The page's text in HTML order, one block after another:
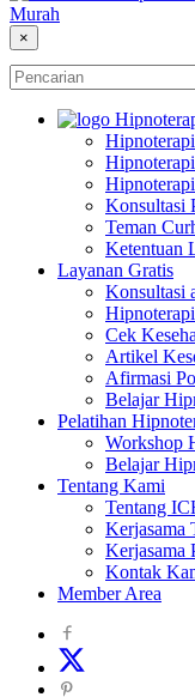
×
Konsultasi
Teman
Ketentuan
Layanan Gratis
Konsultasi
Cek
Artikel
Afirmasi
Belajar
Pelatihan
Workshop
Belajar
Tentang Kami
Tentang
Kerjasama
Kerjasama
Kontak
Member Area